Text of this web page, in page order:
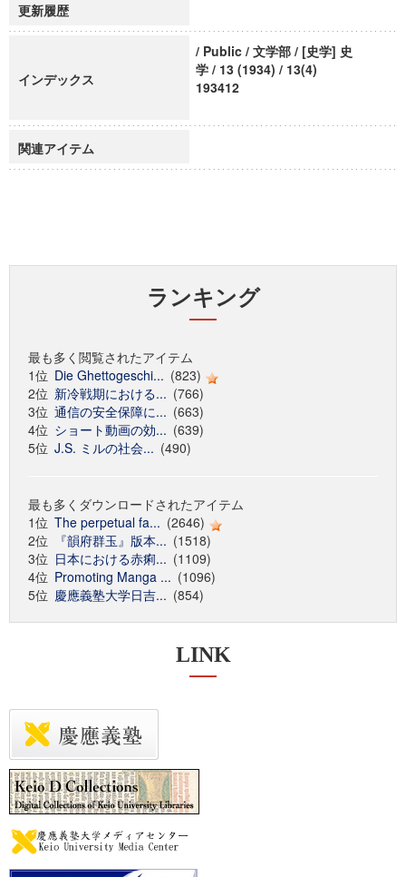
更新履歴
インデックス
/ Public / 文学部 / [史学] 史
学 / 13 (1934) / 13(4)
193412
関連アイテム
ランキング
最も多く閲覧されたアイテム
1位 Die Ghettogeschi... (823)
2位 新冷戦期における... (766)
3位 通信の安全保障に... (663)
4位 ショート動画の効... (639)
5位 J.S. ミルの社会... (490)
最も多くダウンロードされたアイテム
1位 The perpetual fa... (2646)
2位
『韻府群玉』版本... (1518)
3位 日本における赤痢... (1109)
4位 Promoting Manga ... (1096)
5位 慶應義塾大学日吉... (854)
LINK